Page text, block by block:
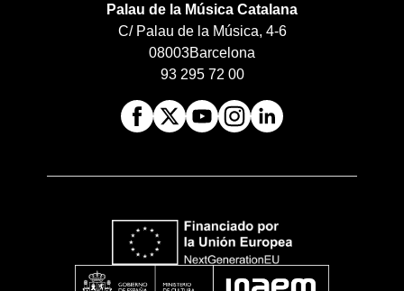
Palau de la Música Catalana
C/ Palau de la Música, 4-6
08003Barcelona
93 295 72 00